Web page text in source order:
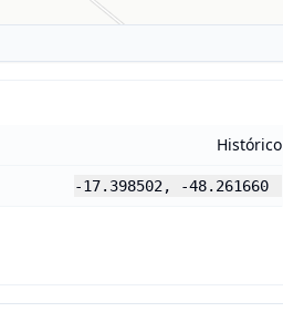
Histórico
-17.398502, -48.261660